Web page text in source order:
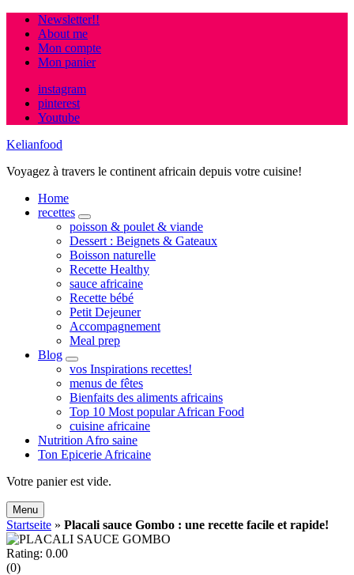
Newsletter!!
About me
Mon compte
Mon panier
instagram
pinterest
Youtube
Kelianfood
Voyagez à travers le continent africain depuis votre cuisine!
Home
recettes
expand
child
menu
poisson & poulet & viande
Dessert : Beignets & Gateaux
Boisson naturelle
Recette Healthy
sauce africaine
Recette bébé
Petit Dejeuner
Accompagnement
Meal prep
Blog
expand
child
menu
vos Inspirations recettes!
menus de fêtes
Bienfaits des aliments africains
Top 10 Most popular African Food
cuisine africaine
Nutrition Afro saine
Ton Epicerie Africaine
Search
Votre panier est vide.
Menu
Startseite » Placali sauce Gombo : une recette facile et rapide!
Rating: 0.00
(0)